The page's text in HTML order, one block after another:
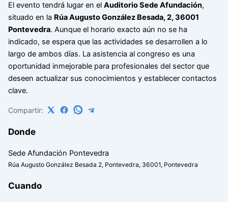
El evento tendrá lugar en el Auditorio Sede Afundación,
situado en la Rúa Augusto González Besada, 2, 36001
Pontevedra. Aunque el horario exacto aún no se ha
indicado, se espera que las actividades se desarrollen a lo
largo de ambos días. La asistencia al congreso es una
oportunidad inmejorable para profesionales del sector que
deseen actualizar sus conocimientos y establecer contactos
clave.
Compartir:
Donde
Sede Afundación Pontevedra
Rúa Augusto González Besada 2, Pontevedra, 36001, Pontevedra
Cuando